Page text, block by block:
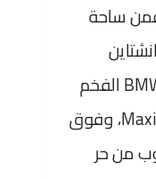
ساحة
(أيقونة ديزني)، ومن متحف BMW Welt الفخم
إلى تسوق راقٍ في Maximilianstrasse، وفوق
من حر